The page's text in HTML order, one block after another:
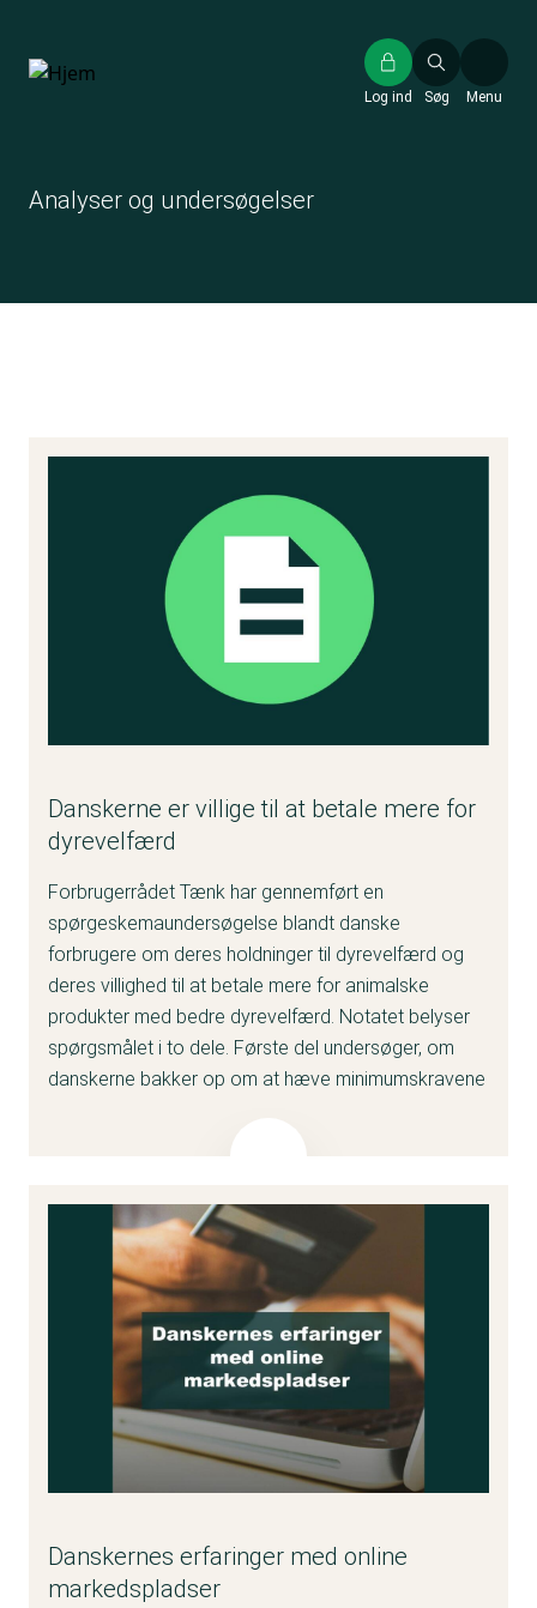
hovedindhold
Søg
Log ind Menu
Analyser og undersøgelser
Danskerne er villige til at betale mere for
dyrevelfærd
Forbrugerrådet Tænk har gennemført en
spørgeskemaundersøgelse blandt danske
forbrugere om deres holdninger til dyrevelfærd og
deres villighed til at betale mere for animalske
produkter med bedre dyrevelfærd. Notatet belyser
spørgsmålet i to dele. Første del undersøger, om
danskerne bakker op om at hæve minimumskravene
om dyrenes produktionsforhold har for forbrugernes
valg i en tænkt købssituation med tre forskellige
kyllinger.
Læs analysen her
Danskernes erfaringer med online
markedspladser